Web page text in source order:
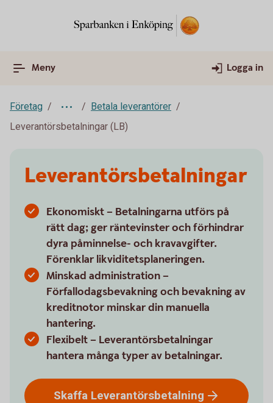
Meny Logga in
Företag
Betala leverantörer
Leverantörsbetalningar (LB)
Leverantörsbetalningar
Ekonomiskt – Betalningarna utförs på
rätt dag; ger räntevinster och förhindrar
dyra påminnelse- och kravavgifter.
Förenklar likviditetsplaneringen.
Minskad administration –
Förfallodagsbevakning och bevakning av
kreditnotor minskar din manuella
hantering.
Flexibelt – Leverantörsbetalningar
hantera många typer av betalningar.
Skaffa Leverantörsbetalning